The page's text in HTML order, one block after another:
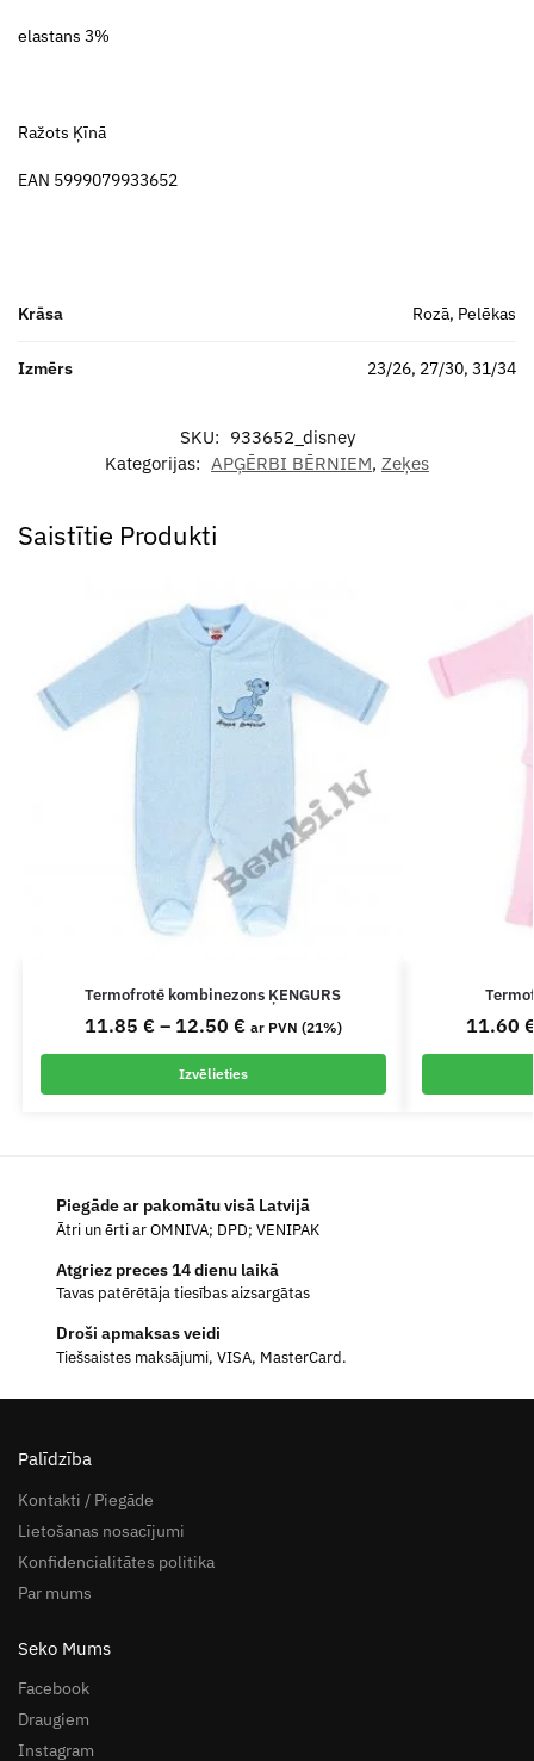
elastans 3%
Ražots Ķīnā
EAN 5999079933652
Krāsa Rozā, Pelēkas
Izmērs 23/26, 27/30, 31/34
SKU: 933652_disney
Kategorijas: APĢĒRBI BĒRNIEM, Zeķes
Saistītie Produkti
Termofrotē kombinezons ĶENGURS
11.85 € – 12.50 € ar PVN (21%)
Izvēlieties
11.60
Piegāde ar pakomātu visā Latvijā
Ātri un ērti ar OMNIVA; DPD; VENIPAK
Atgriez preces 14 dienu laikā
Tavas patērētāja tiesības aizsargātas
Droši apmaksas veidi
Tiešsaistes maksājumi, VISA, MasterCard.
Palīdzība
Kontakti / Piegāde
Lietošanas nosacījumi
Konfidencialitātes politika
Par mums
Seko Mums
Facebook
Draugiem
Instagram